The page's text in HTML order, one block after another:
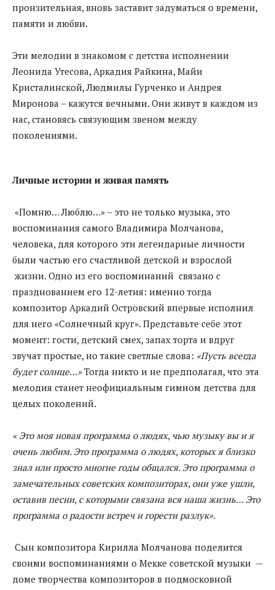
пронзительная, вновь заставит задуматься о времени,
памяти и любви.
Эти мелодии в знакомом с детства исполнении
Леонида Утесова, Аркадия Райкина, Майи
Кристалинской, Людмилы Гурченко и Андрея
Миронова – кажутся вечными. Они живут в каждом из
нас, становясь связующим звеном между
поколениями.
Личные истории и живая память
«Помню… Люблю…» – это не только музыка, это
воспоминания самого Владимира Молчанова,
человека, для которого эти легендарные личности
были частью его счастливой детской и взрослой
жизни. Одно из его воспоминаний связано с
празднованием его 12-летия: именно тогда
композитор Аркадий Островский впервые исполнил
для него «Солнечный круг». Представьте себе этот
момент: гости, детский смех, запах торта и вдруг
звучат простые, но такие светлые слова: «Пусть всегда
будет солнце…»Тогда никто и не предполагал, что эта
мелодия станет неофициальным гимном детства для
целых поколений.
« Это моя новая программа о людях, чью музыку вы и я
очень любим. Это программа о людях, которых я близко
знал или просто многие годы общался. Это программа о
замечательных советских композиторах, они уже ушли,
оставив песни, с которыми связана вся наша жизнь… Это
программа о радости встреч и горести разлук».
Сын композитора Кирилла Молчанова поделится
своими воспоминаниями о Мекке советской музыки —
доме творчества композиторов в подмосковной